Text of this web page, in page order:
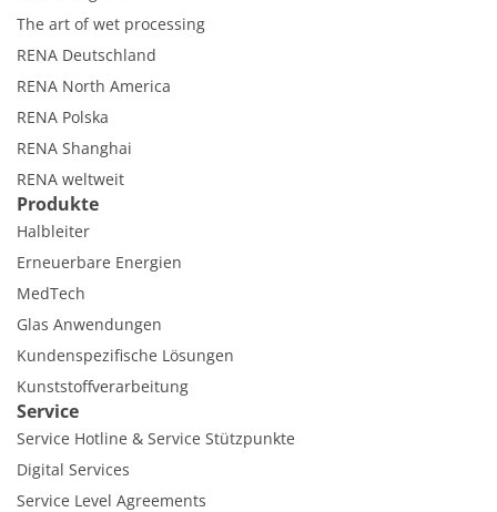
The art of wet processing
RENA Deutschland
RENA North America
RENA Polska
RENA Shanghai
RENA weltweit
Produkte
Halbleiter
Erneuerbare Energien
MedTech
Glas Anwendungen
Kundenspezifische Lösungen
Kunststoffverarbeitung
Service
Service Hotline & Service Stützpunkte
Digital Services
Service Level Agreements